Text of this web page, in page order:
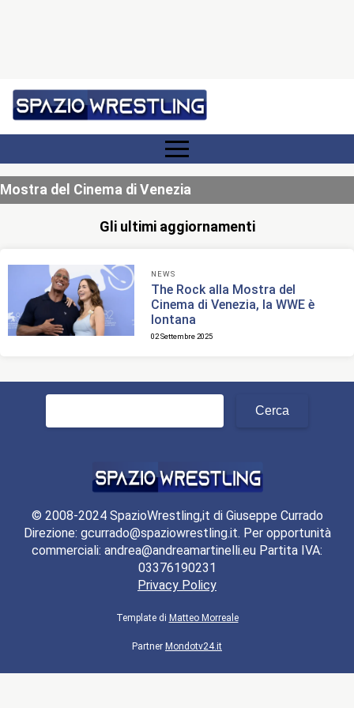
Mostra del Cinema di Venezia
Gli ultimi aggiornamenti
NEWS
The Rock alla Mostra del
Cinema di Venezia, la WWE è
lontana
02 Settembre 2025
Ricerca
© 2008-2024 SpazioWrestling,it di Giuseppe Currado
Direzione: gcurrado@spaziowrestling.it. Per opportunità
commerciali: andrea@andreamartinelli.eu Partita IVA:
03376190231
Privacy Policy
Template di Matteo Morreale
Partner Mondotv24.it